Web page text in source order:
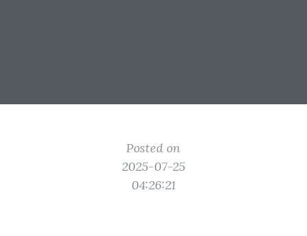
Posted on
2025-07-25
04:26:21